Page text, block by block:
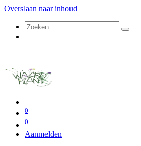
Overslaan naar inhoud
0
0
Aanmelden